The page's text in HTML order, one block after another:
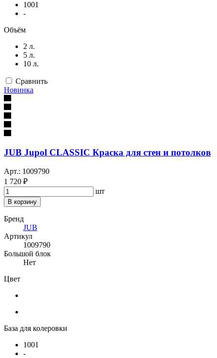
1001
-
Объём
2 л.
5 л.
10 л.
Сравнить
Новинка
JUB Jupol CLASSIC Краска для стен и потолков
Арт.: 1009790
1 720 ₽
шт
В корзину
Бренд
JUB
Артикул
1009790
Большой блок
Нет
Цвет
База для колеровки
1001
-